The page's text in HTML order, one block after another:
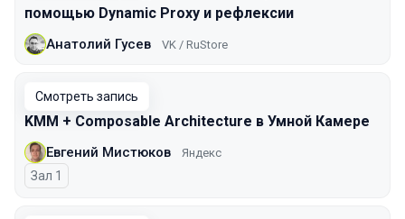
помощью Dynamic Proxy и рефлексии
Анатолий Гусев VK / RuStore
Смотреть запись
KMM + Composable Architecture в Умной Камере
Евгений Мистюков Яндекс
Зал 1